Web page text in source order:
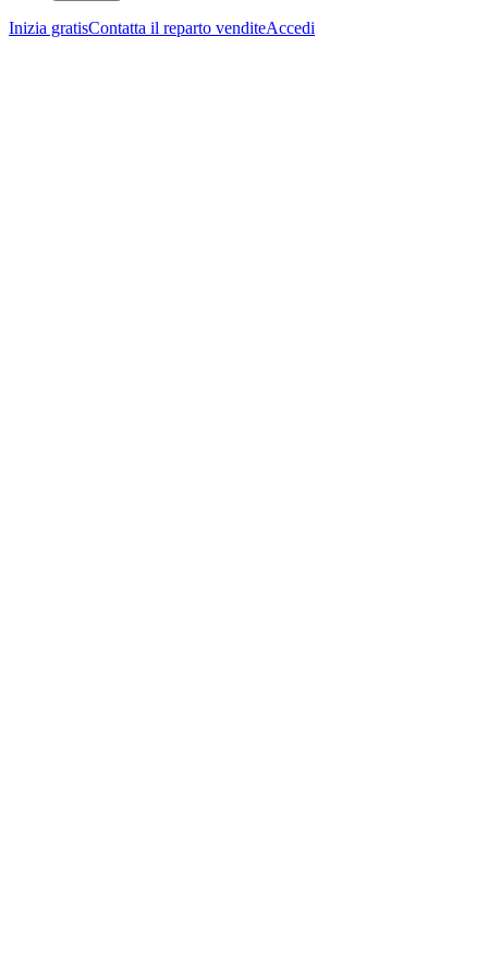
Inizia gratisContatta il reparto venditeAccedi